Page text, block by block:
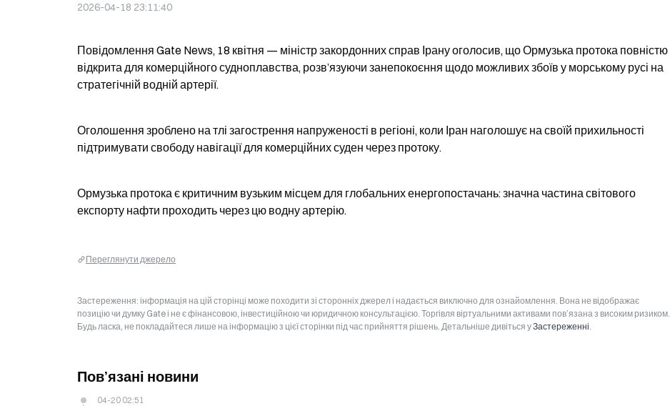
2026-04-18 23:11:40
Повідомлення Gate News, 18 квітня — міністр закордонних справ Ірану оголосив, що Ормузька протока повністю
відкрита для комерційного судноплавства, розв’язуючи занепокоєння щодо можливих збоїв у морському русі на
стратегічній водній артерії.
Оголошення зроблено на тлі загострення напруженості в регіоні, коли Іран наголошує на своїй прихильності
підтримувати свободу навігації для комерційних суден через протоку.
Ормузька протока є критичним вузьким місцем для глобальних енергопостачань: значна частина світового
експорту нафти проходить через цю водну артерію.
Переглянути джерело
Застереження: інформація на цій сторінці може походити зі сторонніх джерел і надається виключно для ознайомлення. Вона не відображає
позицію чи думку Gate і не є фінансовою, інвестиційною чи юридичною консультацією. Торгівля віртуальними активами пов’язана з високим ризиком.
Будь ласка, не покладайтеся лише на інформацію з цієї сторінки під час прийняття рішень. Детальніше дивіться уЗастереженні.
Пов’язані новини
04-20 02:51